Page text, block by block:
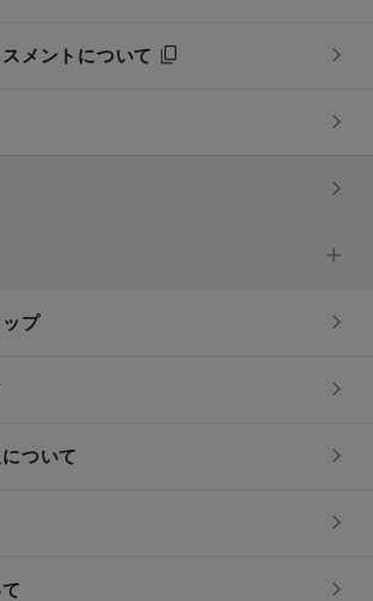
メントについて
プ
ついて